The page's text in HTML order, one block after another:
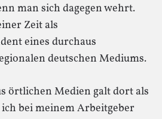
man sich dagegen wehrt.
Zeit als
eines durchaus
deutschen Mediums.
örtlichen Medien galt dort als
bei meinem Arbeitgeber